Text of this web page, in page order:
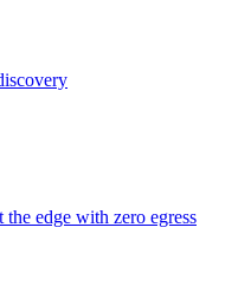
the edge with zero egress